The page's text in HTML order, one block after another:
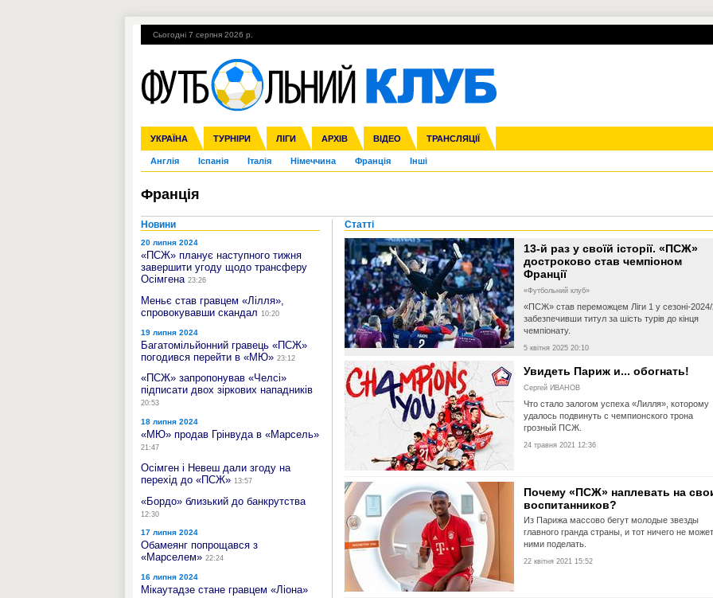
Сьогодні 7 серпня 2026 р.
УКРАЇНА ТУРНІРИ ЛІГИ АРХІВ ВІДЕО ТРАНСЛЯЦІЇ
Збірна Прем'єр-ліга Перша ліга Друга ліга Кубок України Молодіжка
Ліга чемпіонів Ліга Європи Міжнародні Ліга націй Ліга конференцій
Англія Іспанія Італія Німеччина Франція Інші
ЧС-2014 ЄВРО-2016 Росія Кубок конфедерацій ЧЄ-2015 (U-21)
Гарячі теми УПЛ, 1-й тур ВІЙНА УПЛ-ПЕРЕХОДИ
Франція
Новини
20 липня 2024
«ПСЖ» планує наступного тижня
завершити угоду щодо трансферу
Осімгена 23:26
Меньє став гравцем «Лілля»,
спровокувавши скандал 10:20
19 липня 2024
Багатомільйонний гравець «ПСЖ»
погодився перейти в «МЮ» 23:12
«ПСЖ» запропонував «Челсі»
підписати двох зіркових нападників
20:53
18 липня 2024
«МЮ» продав Грінвуда в «Марсель»
21:47
Осімген і Невеш дали згоду на
перехід до «ПСЖ» 13:57
«Бордо» близький до банкрутства
12:30
17 липня 2024
Обамеянг попрощався з
«Марселем» 22:24
16 липня 2024
Мікаутадзе стане гравцем «Ліона»
Статті
13-й раз у своїй історії. «ПСЖ»
достроково став чемпіоном
Франції
«Футбольний клуб»
«ПСЖ» став переможцем Ліги 1 у сезоні-2024/
забезпечивши титул за шість турів до кінця
чемпіонату.
5 квітня 2025 20:10
Увидеть Париж и... обогнать!
Сергей ИВАНОВ
Что стало залогом успеха «Лилля», которому
удалось подвинуть с чемпионского трона
грозный ПСЖ.
24 травня 2021 12:36
Почему «ПСЖ» наплевать на
воспитанников?
Из Парижа массово бегут молодые звезды
главного гранда страны, и тот ничего не
ними поделать.
22 квітня 2021 15:52